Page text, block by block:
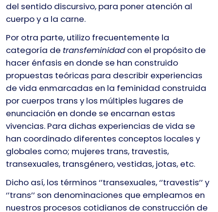
del sentido discursivo, para poner atención al
cuerpo y a la carne.
Por otra parte, utilizo frecuentemente la
categoría de transfeminidadcon el propósito de
hacer énfasis en donde se han construido
propuestas teóricas para describir experiencias
de vida enmarcadas en la feminidad construida
por cuerpos trans y los múltiples lugares de
enunciación en donde se encarnan estas
vivencias. Para dichas experiencias de vida se
han coordinado diferentes conceptos locales y
globales como; mujeres trans, travestis,
transexuales, transgénero, vestidas, jotas, etc.
Dicho así, los términos ‘’transexuales, ‘’travestis’’ y
‘’trans’’ son denominaciones que empleamos en
nuestros procesos cotidianos de construcción de